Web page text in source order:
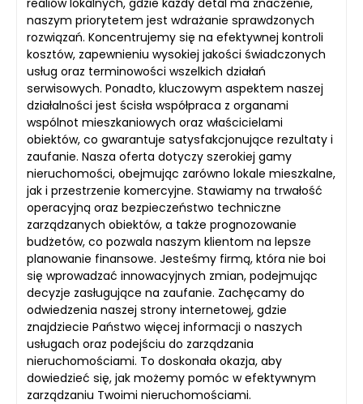
naszym priorytetem jest wdrażanie sprawdzonych
rozwiązań. Koncentrujemy się na efektywnej kontroli
kosztów, zapewnieniu wysokiej jakości świadczonych
usług oraz terminowości wszelkich działań
serwisowych. Ponadto, kluczowym aspektem naszej
działalności jest ścisła współpraca z organami
wspólnot mieszkaniowych oraz właścicielami
obiektów, co gwarantuje satysfakcjonujące rezultaty i
zaufanie. Nasza oferta dotyczy szerokiej gamy
nieruchomości, obejmując zarówno lokale mieszkalne,
jak i przestrzenie komercyjne. Stawiamy na trwałość
operacyjną oraz bezpieczeństwo techniczne
zarządzanych obiektów, a także prognozowanie
budżetów, co pozwala naszym klientom na lepsze
planowanie finansowe. Jesteśmy firmą, która nie boi
się wprowadzać innowacyjnych zmian, podejmując
decyzje zasługujące na zaufanie. Zachęcamy do
odwiedzenia naszej strony internetowej, gdzie
znajdziecie Państwo więcej informacji o naszych
usługach oraz podejściu do zarządzania
nieruchomościami. To doskonała okazja, aby
dowiedzieć się, jak możemy pomóc w efektywnym
zarządzaniu Twoimi nieruchomościami.